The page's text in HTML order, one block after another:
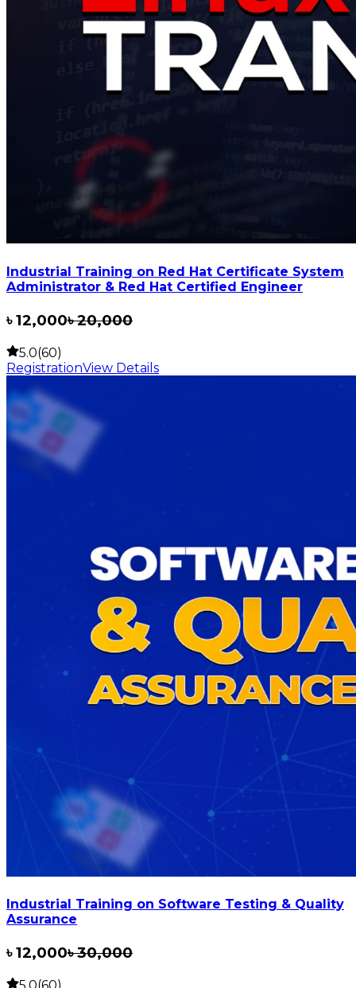
Industrial Training on Red Hat Certificate System
Administrator & Red Hat Certified Engineer
৳12,000৳20,000
5.0(60)
RegistrationView Details
Industrial Training on Software Testing & Quality
Assurance
৳12,000৳30,000